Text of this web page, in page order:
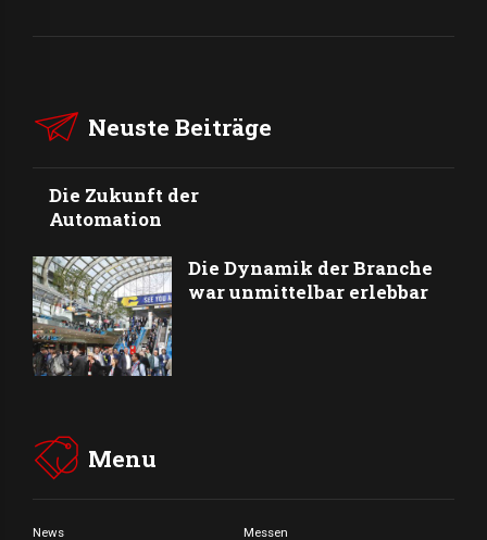
Neuste Beiträge
Die Zukunft der
Automation
Die Dynamik der Branche
war unmittelbar erlebbar
Menu
News Messen